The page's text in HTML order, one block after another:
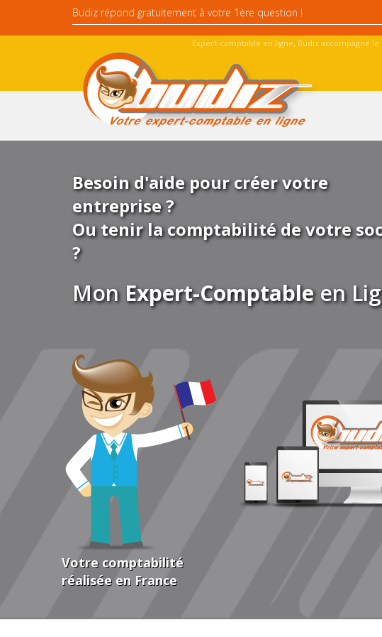
Expert-comptable en ligne, Budiz accompagne
Besoin d'aide pour créer votre
entreprise ?
Ou tenir la comptabilité de votre
?
Mon Expert-Comptableen
Votre comptabilité
réalisée en France